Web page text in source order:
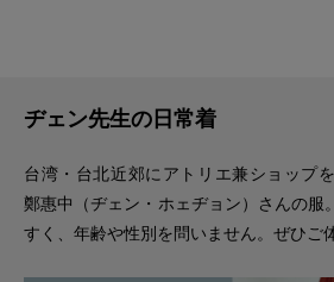
ヂェン先生の日常着
台湾・台北近郊にアトリエ兼ショップ
鄭惠中（ヂェン・ホェヂョン）さんの服
すく、年齢や性別を問いません。ぜひご